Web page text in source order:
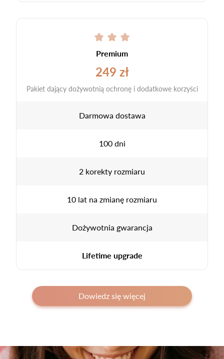
Premium
249 zł
Pakiet dający dożywotnią ochronę i dodatkowe korzyści
Darmowa dostawa
100 dni
2 korekty rozmiaru
10 lat na zmianę rozmiaru
Dożywotnia gwarancja
Lifetime upgrade
Dowiedz się więcej